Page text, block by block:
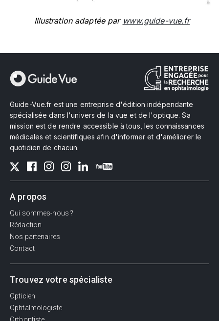
Illustration adaptée par www.guide-vue.fr
Guide-Vue.fr est une entreprise d'édition indépendante
spécialisée dans l'univers de la vue et de l'optique. Sa
mission est de rendre accessible à tous, les connaissances
médicales et scientifiques afin d'informer et d'améliorer le
quotidien de chacun.
A propos
Qui sommes-nous ?
Rédaction
Nos partenaires
Contact
Trouvez votre spécialiste
Opticien
Ophtalmologiste